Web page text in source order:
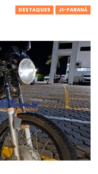
DESTAQUES JI-PARANÁ